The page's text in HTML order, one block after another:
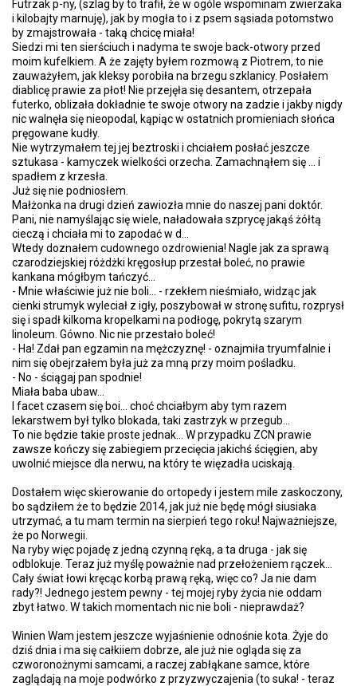
Futrzak p-ny, (szlag by to trafił, że w ogóle wspominam zwierzaka
i kilobajty marnuję), jak by mogła to i z psem sąsiada potomstwo
by zmajstrowała - taką chcicę miała!
Siedzi mi ten sierściuch i nadyma te swoje back-otwory przed
moim kufelkiem. A że zajęty byłem rozmową z Piotrem, to nie
zauważyłem, jak kleksy porobiła na brzegu szklanicy. Posłałem
diablicę prawie za płot! Nie przejęła się desantem, otrzepała
futerko, oblizała dokładnie te swoje otwory na zadzie i jakby nigdy
nic walnęła się nieopodal, kąpiąc w ostatnich promieniach słońca
pręgowane kudły.
Nie wytrzymałem tej jej beztroski i chciałem posłać jeszcze
sztukasa - kamyczek wielkości orzecha. Zamachnąłem się ... i
spadłem z krzesła.
Już się nie podniosłem.
Małżonka na drugi dzień zawiozła mnie do naszej pani doktór.
Pani, nie namyślając się wiele, naładowała szprycę jakąś żółtą
cieczą i chciała mi to zapodać w d...
Wtedy doznałem cudownego ozdrowienia! Nagle jak za sprawą
czarodziejskiej różdżki kręgosłup przestał boleć, no prawie
kankana mógłbym tańczyć...
- Mnie właściwie już nie boli... - rzekłem nieśmiało, widząc jak
cienki strumyk wyleciał z igły, poszybował w stronę sufitu, rozprysł
się i spadł kilkoma kropelkami na podłogę, pokrytą szarym
linoleum. Gówno. Nic nie przestało boleć!
- Ha! Zdał pan egzamin na mężczyznę! - oznajmiła tryumfalnie i
nim się obejrzałem była już za mną przy moim pośladku.
- No - ściągaj pan spodnie!
Miała baba ubaw...
I facet czasem się boi... choć chciałbym aby tym razem
lekarstwem był tylko blokada, taki zastrzyk w przegub...
To nie będzie takie proste jednak... W przypadku ZCN prawie
zawsze kończy się zabiegiem przecięcia jakichś ścięgien, aby
uwolnić miejsce dla nerwu, na który te więzadła uciskają.
Dostałem więc skierowanie do ortopedy i jestem mile zaskoczony,
bo sądziłem że to będzie 2014, jak już nie będę mógł siusiaka
utrzymać, a tu mam termin na sierpień tego roku! Najważniejsze,
że po Norwegii.
Na ryby więc pojadę z jedną czynną ręką, a ta druga - jak się
odblokuje. Teraz już myślę poważnie nad przełożeniem rączek...
Cały świat łowi kręcąc korbą prawą ręką, więc co? Ja nie dam
rady?! Jednego jestem pewny - tej mojej ryby życia nie oddam
zbyt łatwo. W takich momentach nic nie boli - nieprawdaż?
Winien Wam jestem jeszcze wyjaśnienie odnośnie kota. Żyje do
dziś dnia i ma się całkiiem dobrze, ale już nie ogląda się za
czworonożnymi samcami, a raczej zabłąkane samce, które
zaglądają na moje podwórko z przyzwyczajenia (to suka! - teraz